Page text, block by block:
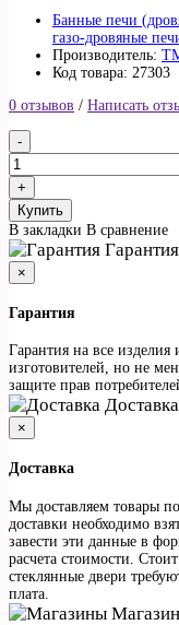
Банные печи
газо-дровяные
Производитель:
Код товара: 27303
0 отзывов / Написать
Купить
В закладки В сравнение
Гарантия
×
Гарантия
Гарантия на все изделия
изготовителей, но не
защите прав
Доставка
×
Доставка
Мы доставляем товары
доставки необходимо
завести эти данные в
расчета стоимости.
стеклянные двери
плата.